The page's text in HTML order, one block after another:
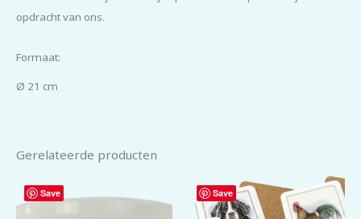
opdracht van ons.
Formaat:
Ø 21 cm
Gerelateerde producten
Save Save